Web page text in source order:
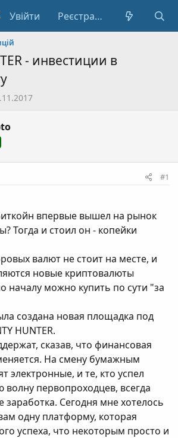
Увійти Реєстрація
- инвестиции в
#1
впервые вышел на рынок
Тогда и стоил он - копейки
валют не стоит на месте, и
новые криптовалюты
началу можно купить по сути "за
создана новая площадка под
HUNTER.
сказав, что финансовая
На смену бумажным
электронные, и те, кто успел
волну первопроходцев, всегда
заработка. Сегодня мне хотелось
одну платформу, которая
успеха, что некоторым просто и